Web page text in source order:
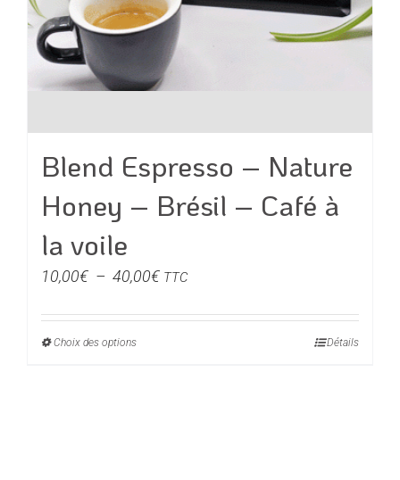
Blend Espresso – Nature
Honey – Brésil – Café à
la voile
10,00€ – 40,00€Plage
prix :
TTC
Choix des optionsCe
Détails